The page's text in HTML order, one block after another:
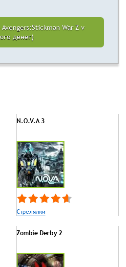
Avengers:Stickman War Z v
денег)
N.O.V.A 3
Стрелялки
Zombie Derby 2